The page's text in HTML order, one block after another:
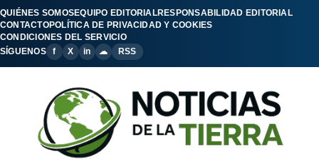
QUIÉNES SOMOSEQUIPO EDITORIALRESPONSABILIDAD EDITORIAL
CONTACTOPOLÍTICA DE PRIVACIDAD Y COOKIES
CONDICIONES DEL SERVICIO
SÍGUENOS
f X in ☁ RSS